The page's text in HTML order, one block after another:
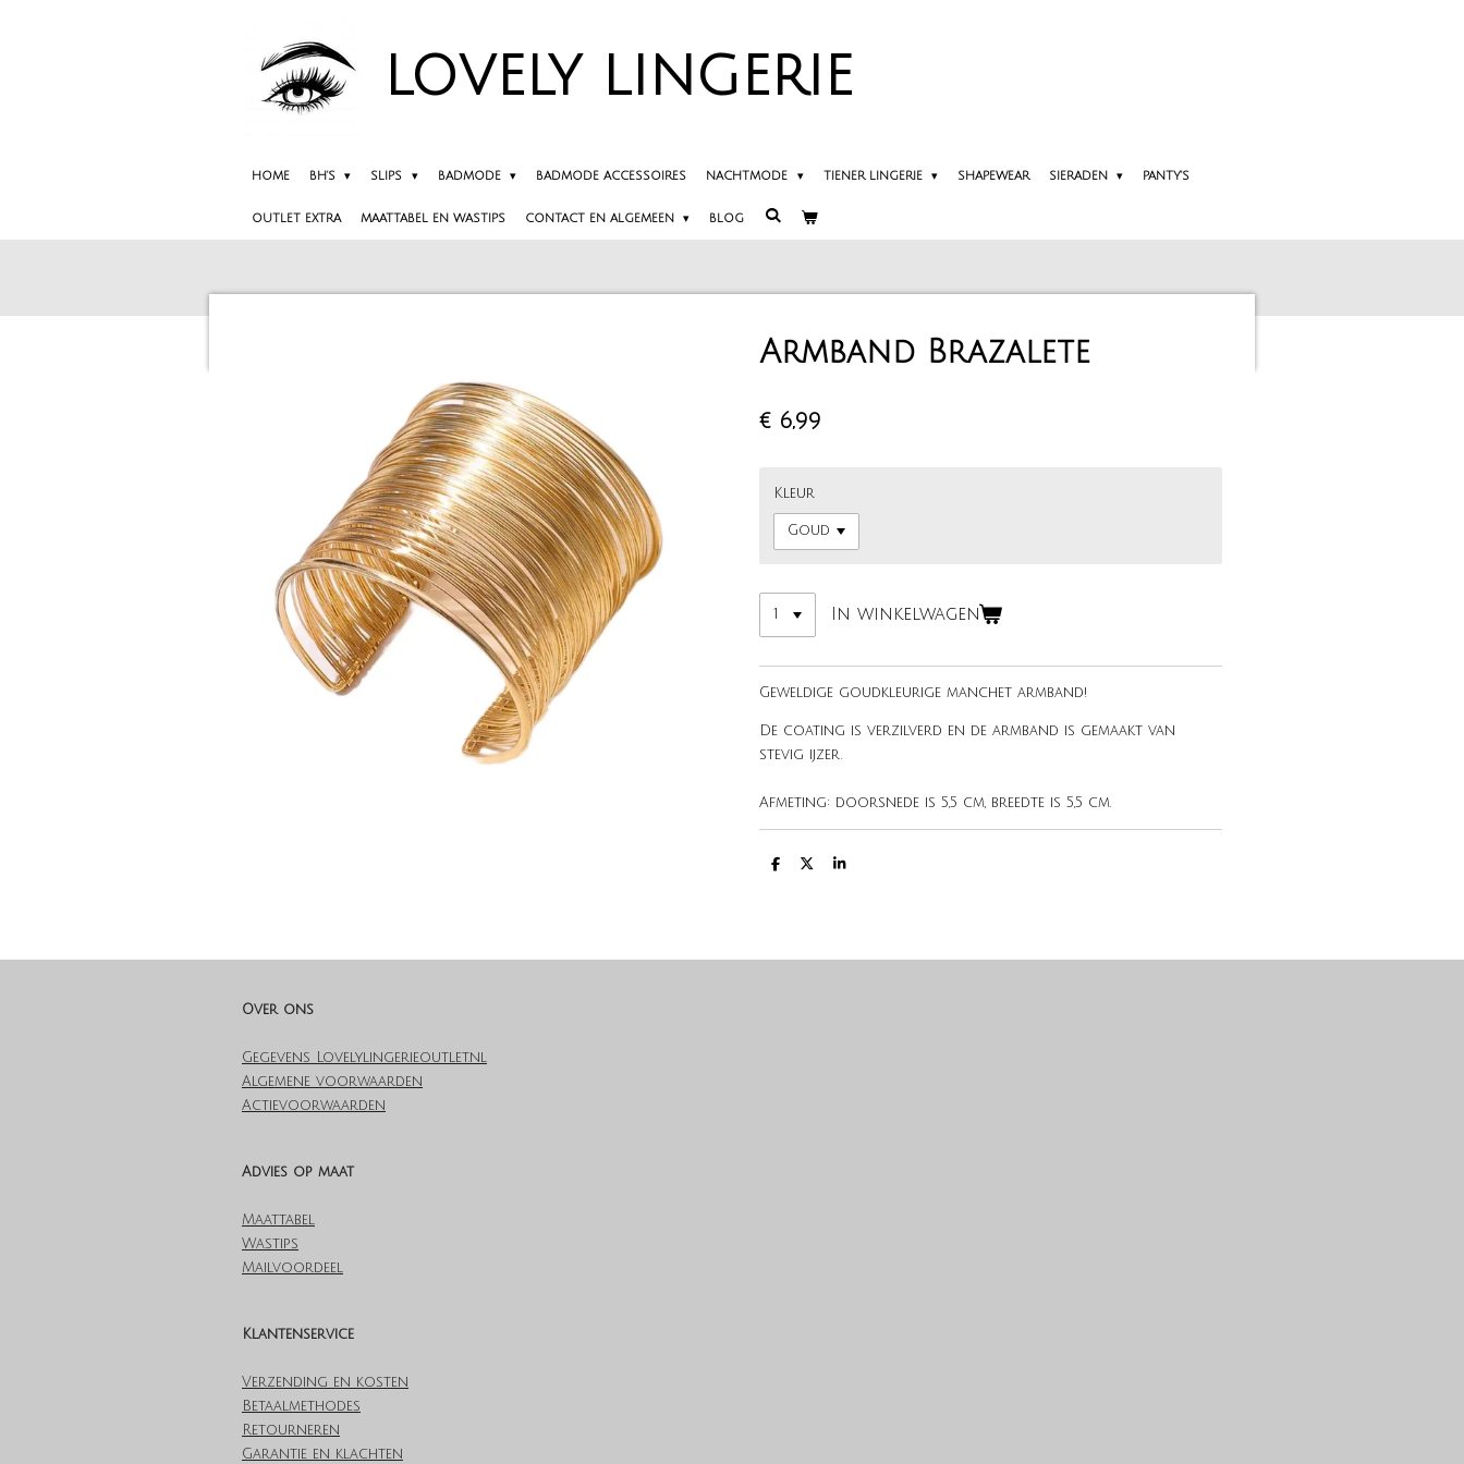
LOVELY LINGERIE
HOME BH'S SLIPS BADMODE BADMODE ACCESSOIRES NACHTMODE TIENER LINGERIE SHAPEWEAR SIERADEN PANTY'S
OUTLET EXTRA MAATTABEL EN WASTIPS CONTACT EN ALGEMEEN BLOG
Armband Brazalete
€ 6,99
Kleur
In winkelwagen
Geweldige goudkleurige manchet armband!
De coating is verzilverd en de armband is gemaakt van
stevig ijzer.
Afmeting: doorsnede is 5,5 cm, breedte is 5,5 cm.
D
D
S
Over ons
Gegevens Lovelylingerieoutlet.nl
Algemene voorwaarden
Actievoorwaarden
Advies op maat
Maattabel
Wastips
Mailvoordeel
Klantenservice
Verzending en kosten
Betaalmethodes
Retourneren
Garantie en klachten